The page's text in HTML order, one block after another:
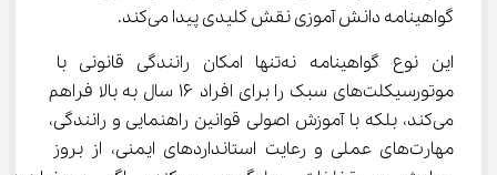
گواهینامه دانش آموزی نقش کلیدی پیدا می‌کند.
این نوع گواهینامه نه‌تنها امکان رانندگی قانونی با
موتورسیکلت‌های سبک را برای افراد ۱۶ سال به بالا فراهم
می‌کند، بلکه با آموزش اصولی قوانین راهنمایی و رانندگی،
مهارت‌های عملی و رعایت استانداردهای ایمنی، از بروز